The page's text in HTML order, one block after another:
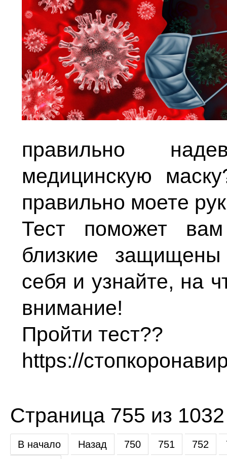
правильно
медицинскую
правильно моете
Тест поможет
близкие
себя и узнайте, на
внимание!
Пройти тест??
https://
Страница 755 из 1032
В начало Назад 750 751 752